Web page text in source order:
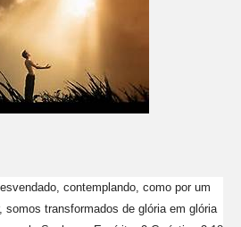
contemplando, como por um
somos transformados de glória em glória